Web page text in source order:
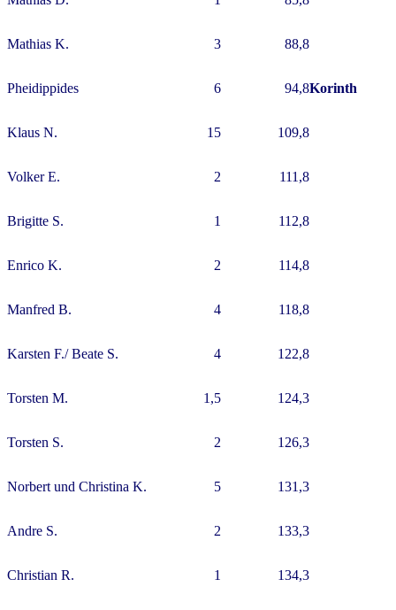
Mathias K. 3 88,8
Pheidippides 6 94,8Korinth
Klaus N. 15 109,8
Volker E. 2 111,8
Brigitte S. 1 112,8
Enrico K. 2 114,8
Manfred B. 4 118,8
Karsten F./ Beate S. 4 122,8
Torsten M. 1,5 124,3
Torsten S. 2 126,3
Norbert und Christina K. 5 131,3
Andre S. 2 133,3
Christian R. 1 134,3